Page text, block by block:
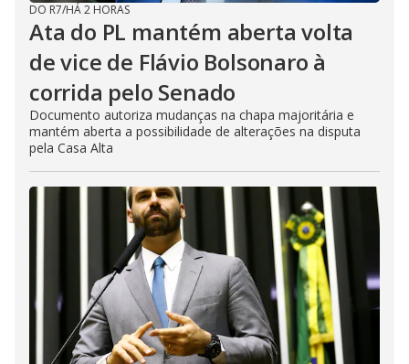
DO R7/HÁ 2 HORAS
Ata do PL mantém aberta volta
de vice de Flávio Bolsonaro à
corrida pelo Senado
Documento autoriza mudanças na chapa majoritária e
mantém aberta a possibilidade de alterações na disputa
pela Casa Alta